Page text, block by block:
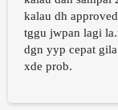
kalau dh
tggu jwpan lagi
dgn yyp cepat
xde prob.